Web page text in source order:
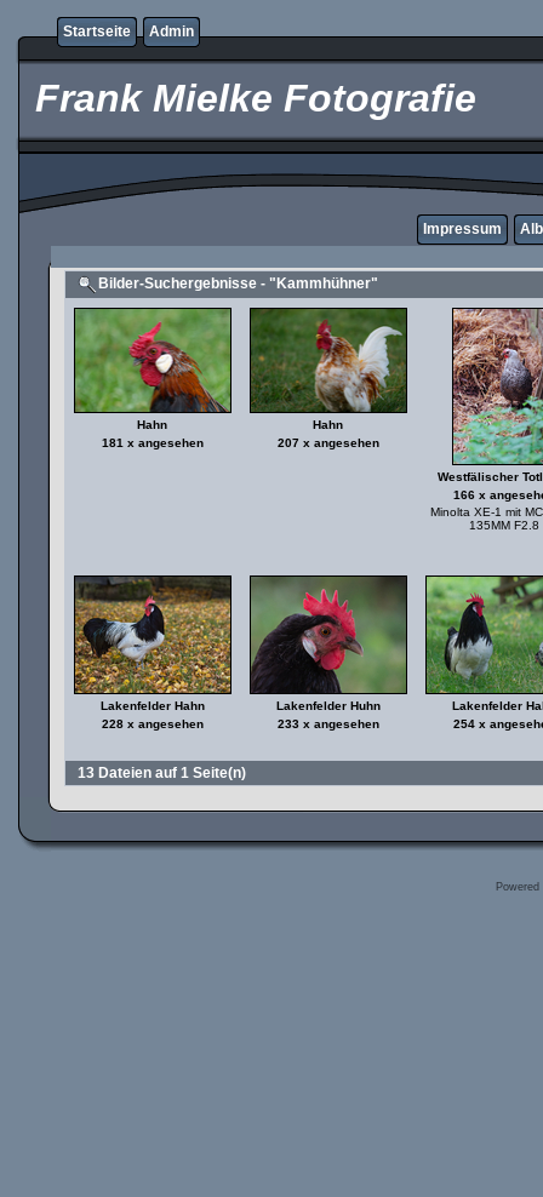
Startseite Admin
Frank Mielke Fotografie
Impressum
Bilder-Suchergebnisse - "Kammhühner"
Hahn
181 x angesehen
Hahn
207 x angesehen
Westfälischer
166 x
Minolta XE-1 mit
135MM F2.8
Lakenfelder Hahn
228 x angesehen
Lakenfelder Huhn
233 x angesehen
Lakenfelder
254 x
13 Dateien auf 1 Seite(n)